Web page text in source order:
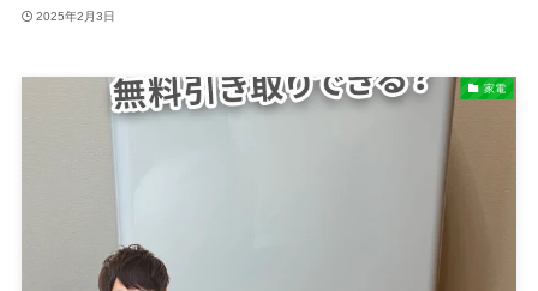
2025年2月3日
家電